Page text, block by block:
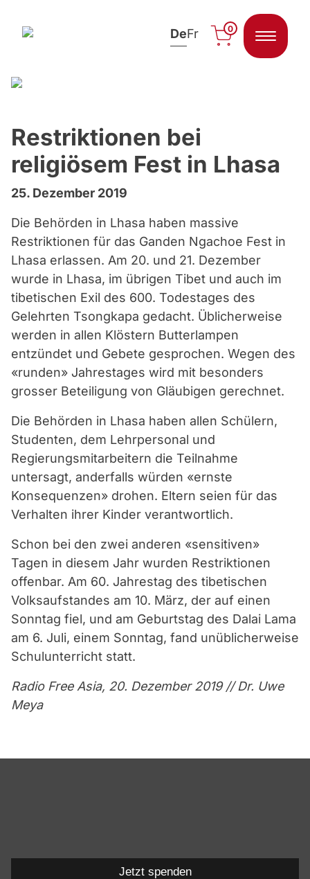
Zum Inhalt springen
DeFr 0
Restriktionen bei
religiösem Fest in Lhasa
25. Dezember 2019
Die Behörden in Lhasa haben massive
Restriktionen für das Ganden Ngachoe Fest in
Lhasa erlassen. Am 20. und 21. Dezember
wurde in Lhasa, im übrigen Tibet und auch im
tibetischen Exil des 600. Todestages des
Gelehrten Tsongkapa gedacht. Üblicherweise
werden in allen Klöstern Butterlampen
entzündet und Gebete gesprochen. Wegen des
«runden» Jahrestages wird mit besonders
grosser Beteiligung von Gläubigen gerechnet.
Die Behörden in Lhasa haben allen Schülern,
Studenten, dem Lehrpersonal und
Regierungsmitarbeitern die Teilnahme
untersagt, anderfalls würden «ernste
Konsequenzen» drohen. Eltern seien für das
Verhalten ihrer Kinder verantwortlich.
Schon bei den zwei anderen «sensitiven»
Tagen in diesem Jahr wurden Restriktionen
offenbar. Am 60. Jahrestag des tibetischen
Volksaufstandes am 10. März, der auf einen
Sonntag fiel, und am Geburtstag des Dalai Lama
am 6. Juli, einem Sonntag, fand unüblicherweise
Schulunterricht statt.
Radio Free Asia, 20. Dezember 2019 // Dr. Uwe
Meya
Jetzt spenden